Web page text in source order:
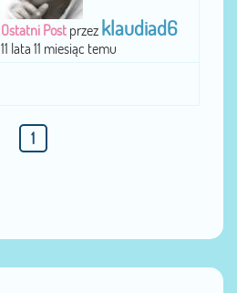
Ostatni Post przez klaudiad6
11 lata 11 miesiąc temu
1